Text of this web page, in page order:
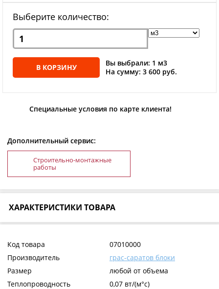
Выберите количество:
В КОРЗИНУ
Вы выбрали: 1 м3
На сумму: 3 600 руб.
Специальные условия по карте клиента!
Дополнительный сервис:
Строительно-монтажные
работы
ХАРАКТЕРИСТИКИ ТОВАРА
Код товара
07010000
Производитель
грас-саратов блоки
Размер
любой от объема
Теплопроводность
0,07 вт/(м°c)